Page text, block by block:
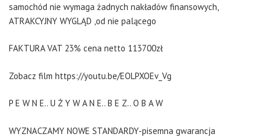
samochód nie wymaga żadnych nakładów finansowych,
ATRAKCYJNY WYGLĄD ,od nie palącego
FAKTURA VAT 23% cena netto 113700zł
Zobacz film https://youtu.be/EOLPXOEv_Vg
P E W N E.. U Ż Y W A N E.. B E Z.. O B A W
WYZNACZAMY NOWE STANDARDY-pisemna gwarancja